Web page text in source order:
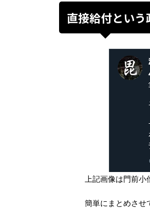
直接給付とい
上記画像は門前小
簡単にまとめさせ